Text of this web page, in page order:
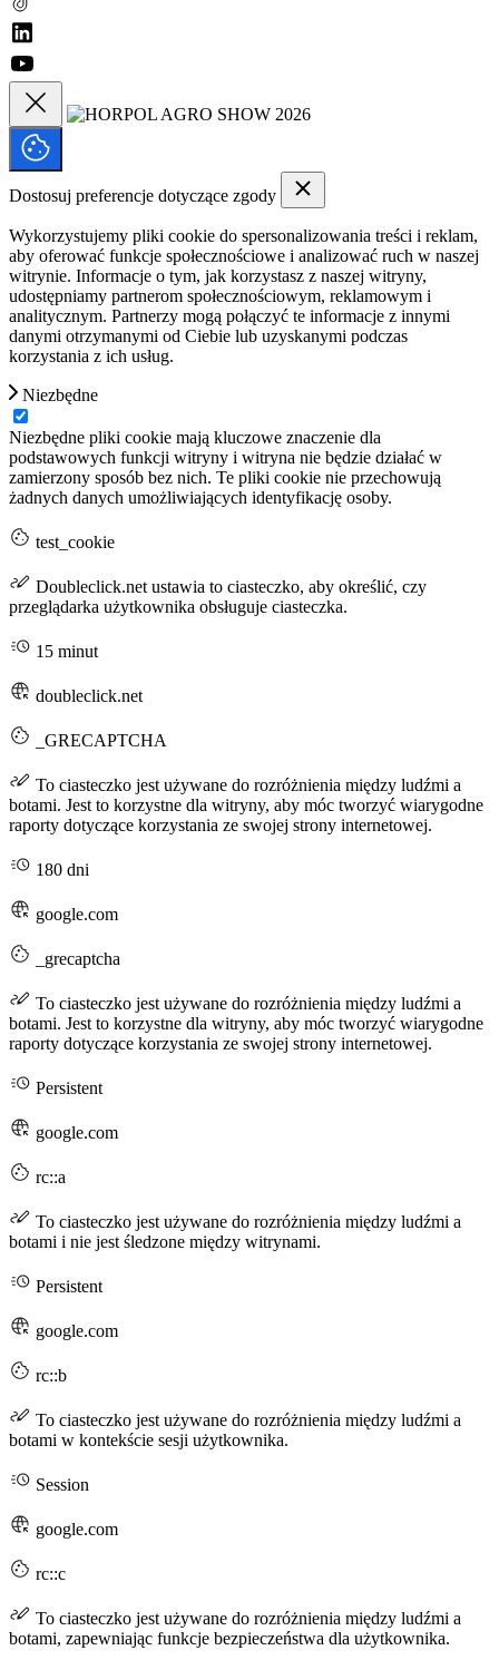
Dostosuj preferencje dotyczące zgody
Wykorzystujemy pliki cookie do spersonalizowania treści i reklam,
aby oferować funkcje społecznościowe i analizować ruch w naszej
witrynie. Informacje o tym, jak korzystasz z naszej witryny,
udostępniamy partnerom społecznościowym, reklamowym i
analitycznym. Partnerzy mogą połączyć te informacje z innymi
danymi otrzymanymi od Ciebie lub uzyskanymi podczas
korzystania z ich usług.
Niezbędne
Niezbędne pliki cookie mają kluczowe znaczenie dla
podstawowych funkcji witryny i witryna nie będzie działać w
zamierzony sposób bez nich. Te pliki cookie nie przechowują
żadnych danych umożliwiających identyfikację osoby.
test_cookie
Doubleclick.net ustawia to ciasteczko, aby określić, czy
przeglądarka użytkownika obsługuje ciasteczka.
15 minut
doubleclick.net
_GRECAPTCHA
To ciasteczko jest używane do rozróżnienia między ludźmi a
botami. Jest to korzystne dla witryny, aby móc tworzyć wiarygodne
raporty dotyczące korzystania ze swojej strony internetowej.
180 dni
google.com
_grecaptcha
To ciasteczko jest używane do rozróżnienia między ludźmi a
botami. Jest to korzystne dla witryny, aby móc tworzyć wiarygodne
raporty dotyczące korzystania ze swojej strony internetowej.
Persistent
google.com
rc::a
To ciasteczko jest używane do rozróżnienia między ludźmi a
botami i nie jest śledzone między witrynami.
Persistent
google.com
rc::b
To ciasteczko jest używane do rozróżnienia między ludźmi a
botami w kontekście sesji użytkownika.
Session
google.com
rc::c
To ciasteczko jest używane do rozróżnienia między ludźmi a
botami, zapewniając funkcje bezpieczeństwa dla użytkownika.